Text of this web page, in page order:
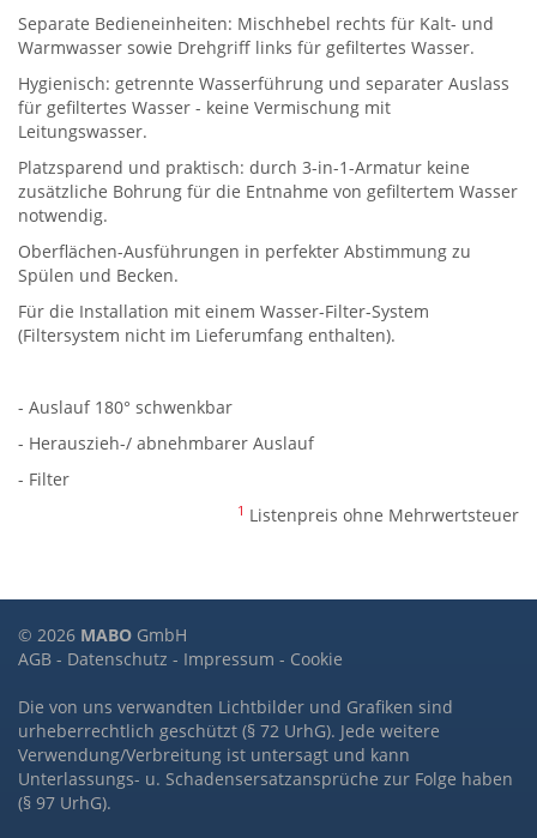
Separate Bedieneinheiten: Mischhebel rechts für Kalt- und
Warmwasser sowie Drehgriff links für gefiltertes Wasser.
Hygienisch: getrennte Wasserführung und separater Auslass
für gefiltertes Wasser - keine Vermischung mit
Leitungswasser.
Platzsparend und praktisch: durch 3-in-1-Armatur keine
zusätzliche Bohrung für die Entnahme von gefiltertem Wasser
notwendig.
Oberflächen-Ausführungen in perfekter Abstimmung zu
Spülen und Becken.
Für die Installation mit einem Wasser-Filter-System
(Filtersystem nicht im Lieferumfang enthalten).
- Auslauf 180° schwenkbar
- Herauszieh-/ abnehmbarer Auslauf
- Filter
1 Listenpreis ohne Mehrwertsteuer
© 2026 MABO GmbH
AGB - Datenschutz - Impressum - Cookie
Die von uns verwandten Lichtbilder und Grafiken sind
urheberrechtlich geschützt (§ 72 UrhG). Jede weitere
Verwendung/Verbreitung ist untersagt und kann
Unterlassungs- u. Schadensersatzansprüche zur Folge haben
(§ 97 UrhG).